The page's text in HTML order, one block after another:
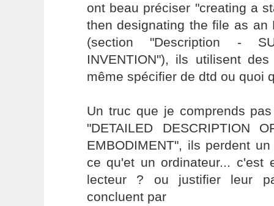
ont beau préciser "creating a
then designating the file as an
(section "Description -
INVENTION"), ils utilisent
même spécifier de dtd ou quoi
Un truc que je comprends
"DETAILED DESCRIPTION
EMBODIMENT", ils perdent
ce qu'et un ordinateur... c'est
lecteur ? ou justifier leur
concluent par